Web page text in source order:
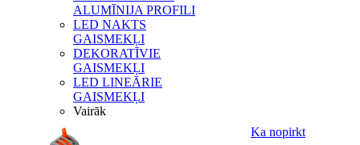
ALUMĪNIJA PROFILI
LED NAKTS
GAISMEKĻI
DEKORATĪVIE
GAISMEKĻI
LED LINEĀRIE
GAISMEKĻI
Vairāk
Ka nopirkt